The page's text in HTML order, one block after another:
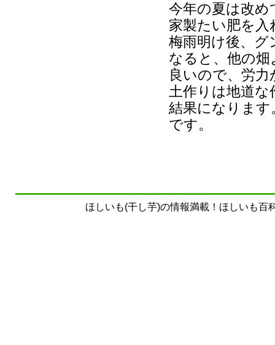
今年の夏は改め
家製たい肥を
梅雨明け後、
なると、他の
良いので、労
土作りは地道
結果になりま
です。
ほしいも(干し芋)の情報満載！ほしいも